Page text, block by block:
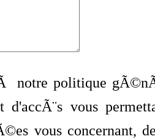
notre politique
d'accÃ¨s vous
vous concernant,